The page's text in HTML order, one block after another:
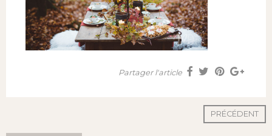
Partager l'article
PRÉCÉDENT